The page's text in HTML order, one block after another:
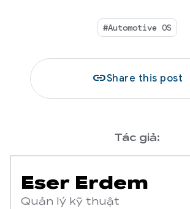
#Automotive OS
linkShare this post
Tác giả:
Eser Erdem
Quản lý kỹ thuật